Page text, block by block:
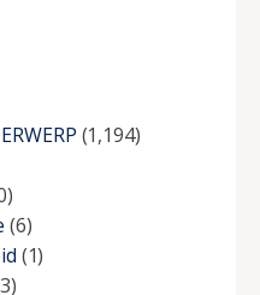
(1,194)
(6)
(1)